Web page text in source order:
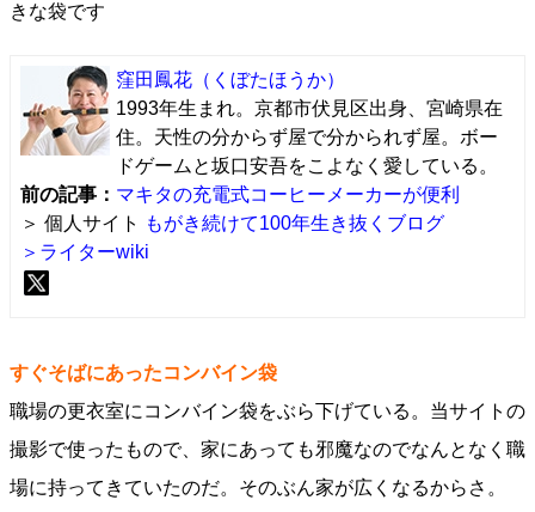
きな袋です
窪田鳳花 （くぼたほうか）
1993年生まれ。京都市伏見区出身、宮崎県在
住。天性の分からず屋で分かられず屋。ボー
ドゲームと坂口安吾をこよなく愛している。
前の記事： マキタの充電式コーヒーメーカーが便利
＞ 個人サイト
もがき続けて100年生き抜くブログ
＞ライターwiki
すぐそばにあったコンバイン袋
職場の更衣室にコンバイン袋をぶら下げている。当サイトの
撮影で使ったもので、家にあっても邪魔なのでなんとなく職
場に持ってきていたのだ。そのぶん家が広くなるからさ。